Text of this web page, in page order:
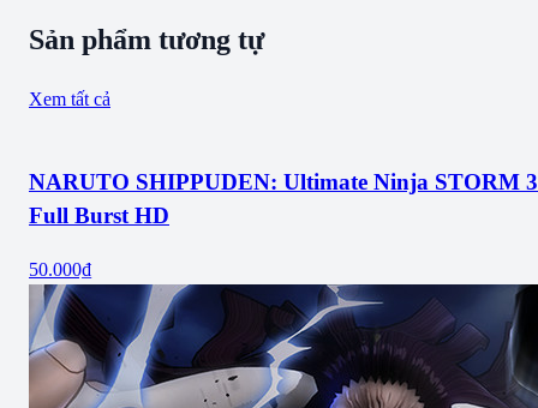
Sản phẩm tương tự
Xem tất cả
NARUTO SHIPPUDEN: Ultimate Ninja STORM 3
Full Burst HD
50.000₫